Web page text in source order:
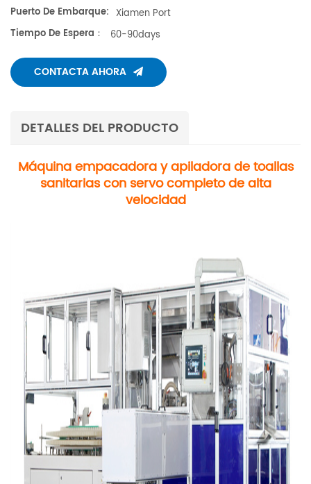
Puerto De Embarque: Xiamen Port
Tiempo De Espera：
60-90days
CONTACTA AHORA
DETALLES DEL PRODUCTO
Máquina empacadora y apiladora de toallas
sanitarias con servo completo de alta
velocidad